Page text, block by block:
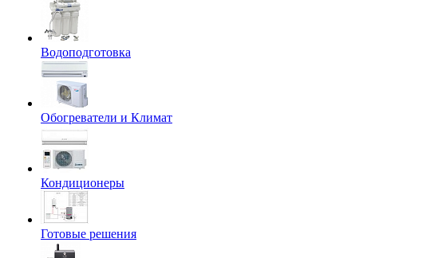
Водоподготовка
Обогреватели и Климат
Кондиционеры
Готовые решения